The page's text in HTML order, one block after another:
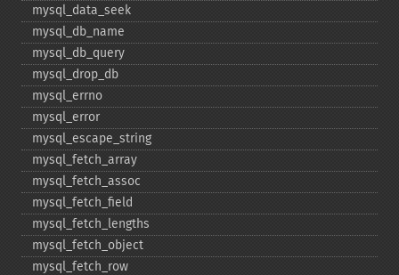
mysql_​data_​seek
mysql_​db_​name
mysql_​db_​query
mysql_​drop_​db
mysql_​errno
mysql_​error
mysql_​escape_​string
mysql_​fetch_​array
mysql_​fetch_​assoc
mysql_​fetch_​field
mysql_​fetch_​lengths
mysql_​fetch_​object
mysql_​fetch_​row